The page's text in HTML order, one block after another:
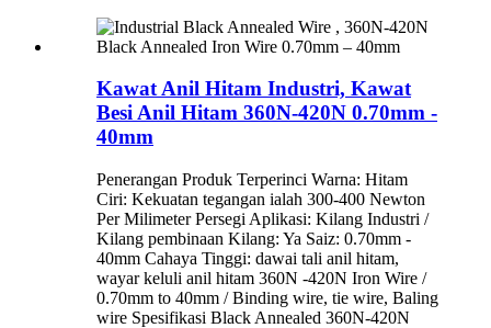
Kawat Anil Hitam Industri, Kawat
Besi Anil Hitam 360N-420N 0.70mm -
40mm
Penerangan Produk Terperinci Warna: Hitam
Ciri: Kekuatan tegangan ialah 300-400 Newton
Per Milimeter Persegi Aplikasi: Kilang Industri /
Kilang pembinaan Kilang: Ya Saiz: 0.70mm -
40mm Cahaya Tinggi: dawai tali anil hitam,
wayar keluli anil hitam 360N -420N Iron Wire /
0.70mm to 40mm / Binding wire, tie wire, Baling
wire Spesifikasi Black Annealed 360N-420N